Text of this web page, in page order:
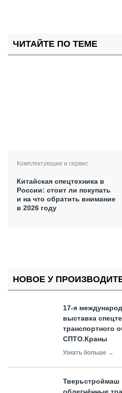
ЧИТАЙТЕ ПО ТЕМЕ
Комплектующие и сервис
Китайская спецтехника в
России: стоит ли покупать
и на что обратить внимание
в 2026 году
НОВОЕ У
17-я
выставка
транспортного
СПТО.Краны
Узнать больше →
Тверьстроймаш
облегчённые